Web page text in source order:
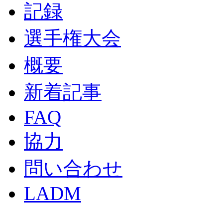
記録
選手権大会
概要
新着記事
FAQ
協力
問い合わせ
LADM